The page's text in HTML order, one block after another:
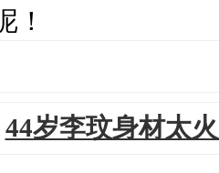
！
44岁李玟身材太